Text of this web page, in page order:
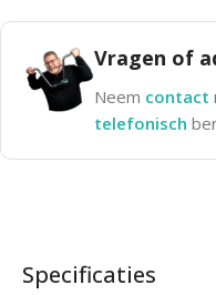
Vragen of
Neem contact
telefonisch
Specificaties